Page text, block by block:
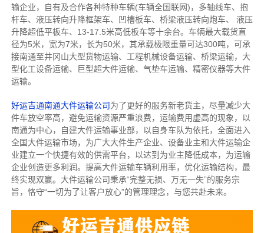
输企业，自有及合作各种特种车辆(车辆全国联网)，多轴线车、抱
杆车、液压转向升降框架车、凹槽板车、桥梁液压转向炮车、 液压
升降超低平板车、13-17.5米高低板车等十余台。车辆最大载货直
径为5米，宽为7米，长为50米，其承载极限重量可达300吨，可承
接南通至井冈山大型货物运输、工程机械设备运输、桥梁运输，大
型化工设备运输、巨型超大件运输、气垫车运输、精密仪器等大件
运输。
好运吉通南通大件运输公司为了更好的服务新老货主，尽量减少大
件车放空率高，避免运输资源严重浪费，运输费用虚高的现象，以
南通为中心，自建大件运输事业部，以自身车队为依托，全面进入
全国大件运输市场，为广大大件生产企业、设备业主和大件运输企
业建立一个快捷有效的供需平台，以达到为业主降低成本，为运输
企业创造更多利润。提高大件运输车辆利用率，优化运输结构，最
终实现双赢。大件运输公司秉承“完整无损、万无一失”的服务宗
旨，恪守“一切为了让客户放心”的管理理念，与您共赴未来。